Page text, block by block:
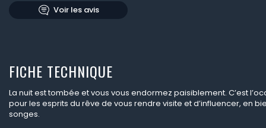
Voir les avis
FICHE TECHNIQUE
La nuit est tombée et vous vous endormez paisiblement. C’est
pour les esprits du rêve de vous rendre visite et d’influencer, en
songes.